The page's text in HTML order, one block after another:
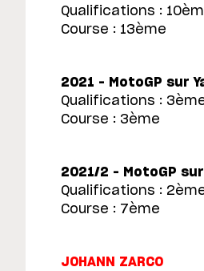
Qualifications :
Course : 13ème
2021 – MotoGP sur
Qualifications :
Course : 3ème
2021/2 – MotoGP
Qualifications :
Course : 7ème
JOHANN ZARCO